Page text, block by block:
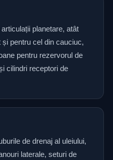
planetare, atât
pentru cel din cauciuc,
pentru rezervorul de
cilindri receptori de
de drenaj al uleiului,
laterale, seturi de